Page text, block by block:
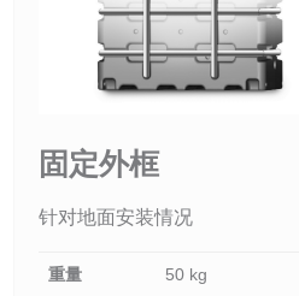
固定外框
针对地面安装情况
重量 50 kg